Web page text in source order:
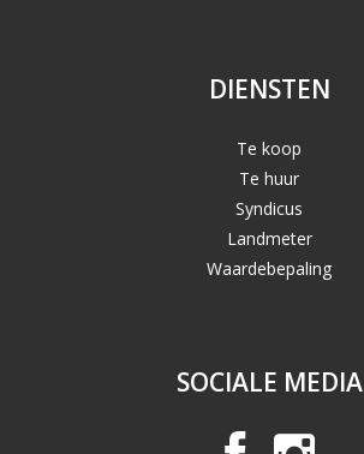
DIENSTEN
Te koop
Te huur
Syndicus
Landmeter
Waardebepaling
SOCIALE MEDIA